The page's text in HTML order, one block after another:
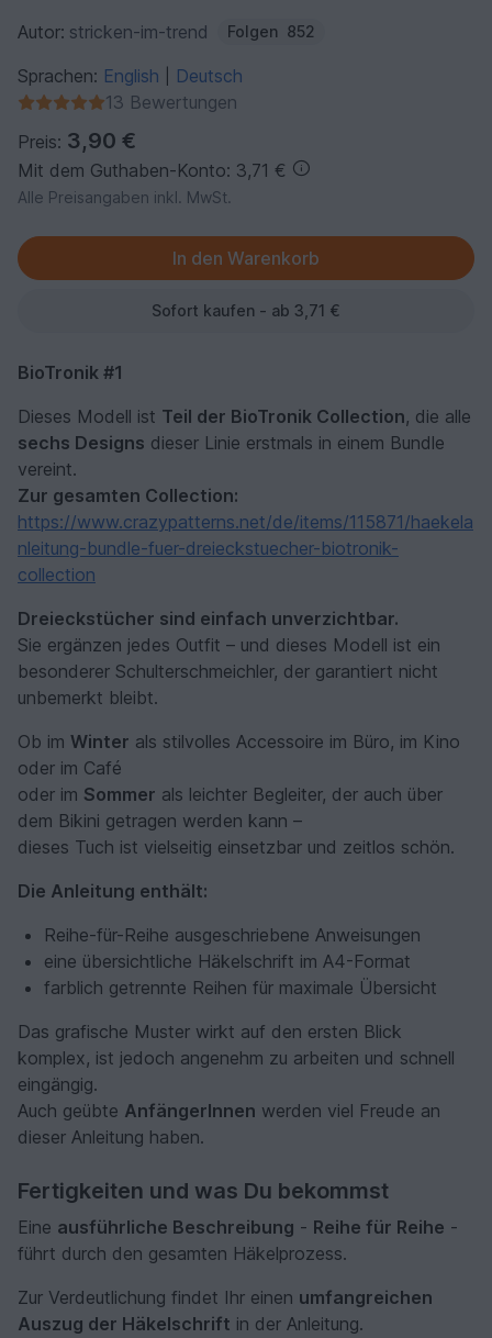
Autor: stricken-im-trend Folgen 852
Sprachen: English
Deutsch
13 Bewertungen
Preis: 3,90 €
Mit dem Guthaben-Konto: 3,71 €
Alle Preisangaben inkl. MwSt.
Sofort kaufen - ab 3,71 €
BioTronik #1
Dieses Modell ist Teil der BioTronik Collection, die alle
sechs Designs dieser Linie erstmals in einem Bundle
vereint.
Zur gesamten Collection:
https://www.crazypatterns.net/de/items/115871/haekela
nleitung-bundle-fuer-dreieckstuecher-biotronik-
collection
Dreieckstücher sind einfach unverzichtbar.
Sie ergänzen jedes Outfit – und dieses Modell ist ein
besonderer Schulterschmeichler, der garantiert nicht
unbemerkt bleibt.
Ob im Winter als stilvolles Accessoire im Büro, im Kino
oder im Café
oder im Sommer als leichter Begleiter, der auch über
dem Bikini getragen werden kann –
dieses Tuch ist vielseitig einsetzbar und zeitlos schön.
Die Anleitung enthält:
Reihe-für-Reihe ausgeschriebene Anweisungen
eine übersichtliche Häkelschrift im A4-Format
farblich getrennte Reihen für maximale Übersicht
Das grafische Muster wirkt auf den ersten Blick
komplex, ist jedoch angenehm zu arbeiten und schnell
eingängig.
Auch geübte AnfängerInnen werden viel Freude an
dieser Anleitung haben.
Fertigkeiten und was Du bekommst
Eine ausführliche Beschreibung - Reihe für Reihe -
führt durch den gesamten Häkelprozess.
Zur Verdeutlichung findet Ihr einen umfangreichen
Auszug der Häkelschrift in der Anleitung.